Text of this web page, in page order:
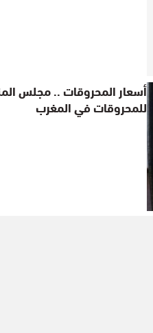
للمحروقات في المغرب